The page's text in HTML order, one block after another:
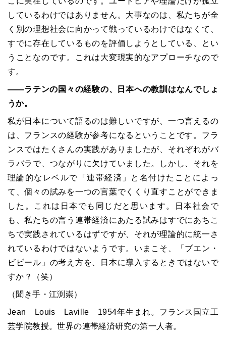
しているわけではありません。大事なのは、私たちが全
く別の理想社会に向かって戦っているわけではなくて、
すでに存在しているものを評価しようとしている、とい
うことなのです。これは大変現実的なアプローチなので
す。
――ラテンの国々の経験の、日本への教訓はなんでしょ
うか。
私が日本について語るのは難しいですが、一つ言えるの
は、フランスの経験が参考になるということです。フラ
ンスではたくさんの実践がありましたが、それぞれがバ
ラバラで、つながりに欠けていました。しかし、それを
理論的なレベルで「連帯経済」と名付けたことによっ
て、個々の試みを一つの言葉でくくり直すことができま
した。これは日本でも同じだと思います。日本社会で
も、私たちの言う連帯経済にあたる試みはすでにあちこ
ちで実践されているはずですが、それが理論的に統一さ
れているわけではないようです。いまこそ、「ブエン・
ビビール」の考え方を、日本に導入するときではないで
すか？（笑）
（聞き手・江渕崇）
Jean Louis Laville 1954年生まれ。フランス国立工
芸学院教授。世界の連帯経済研究の第一人者。